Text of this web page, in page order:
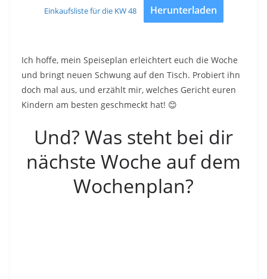
Einkaufsliste für die KW 48 Herunterladen
Ich hoffe, mein Speiseplan erleichtert euch die Woche
und bringt neuen Schwung auf den Tisch. Probiert ihn
doch mal aus, und erzählt mir, welches Gericht euren
Kindern am besten geschmeckt hat! 😊
Und? Was steht bei dir
nächste Woche auf dem
Wochenplan?